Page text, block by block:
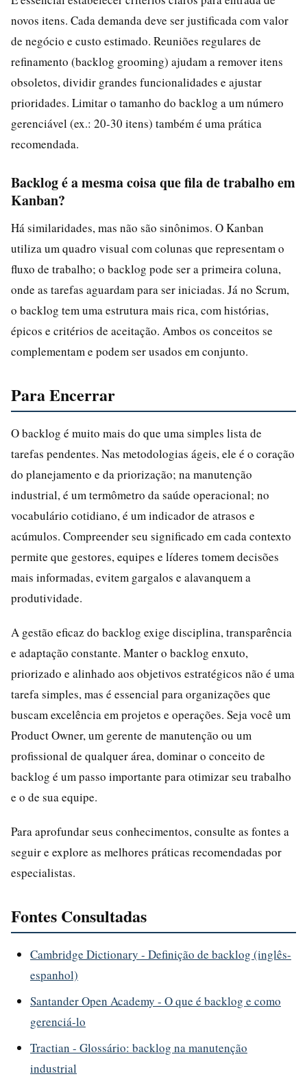
novos itens. Cada demanda deve ser justificada com valor
de negócio e custo estimado. Reuniões regulares de
refinamento (backlog grooming) ajudam a remover itens
obsoletos, dividir grandes funcionalidades e ajustar
prioridades. Limitar o tamanho do backlog a um número
gerenciável (ex.: 20-30 itens) também é uma prática
recomendada.
Backlog é a mesma coisa que fila de trabalho em
Kanban?
Há similaridades, mas não são sinônimos. O Kanban
utiliza um quadro visual com colunas que representam o
fluxo de trabalho; o backlog pode ser a primeira coluna,
onde as tarefas aguardam para ser iniciadas. Já no Scrum,
o backlog tem uma estrutura mais rica, com histórias,
épicos e critérios de aceitação. Ambos os conceitos se
complementam e podem ser usados em conjunto.
Para Encerrar
O backlog é muito mais do que uma simples lista de
tarefas pendentes. Nas metodologias ágeis, ele é o coração
do planejamento e da priorização; na manutenção
industrial, é um termômetro da saúde operacional; no
vocabulário cotidiano, é um indicador de atrasos e
acúmulos. Compreender seu significado em cada contexto
permite que gestores, equipes e líderes tomem decisões
mais informadas, evitem gargalos e alavanquem a
produtividade.
A gestão eficaz do backlog exige disciplina, transparência
e adaptação constante. Manter o backlog enxuto,
priorizado e alinhado aos objetivos estratégicos não é uma
tarefa simples, mas é essencial para organizações que
buscam excelência em projetos e operações. Seja você um
Product Owner, um gerente de manutenção ou um
profissional de qualquer área, dominar o conceito de
backlog é um passo importante para otimizar seu trabalho
e o de sua equipe.
Para aprofundar seus conhecimentos, consulte as fontes a
seguir e explore as melhores práticas recomendadas por
especialistas.
Fontes Consultadas
Cambridge Dictionary - Definição de backlog (inglês-
espanhol)
Santander Open Academy - O que é backlog e como
gerenciá-lo
Tractian - Glossário: backlog na manutenção
industrial